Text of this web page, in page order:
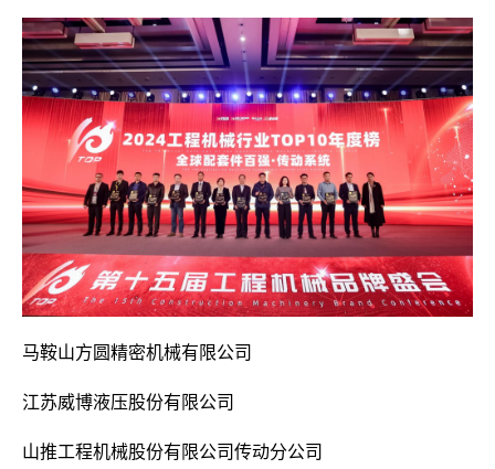
马鞍山方圆精密机械有限公司
江苏威博液压股份有限公司
山推工程机械股份有限公司传动分公司